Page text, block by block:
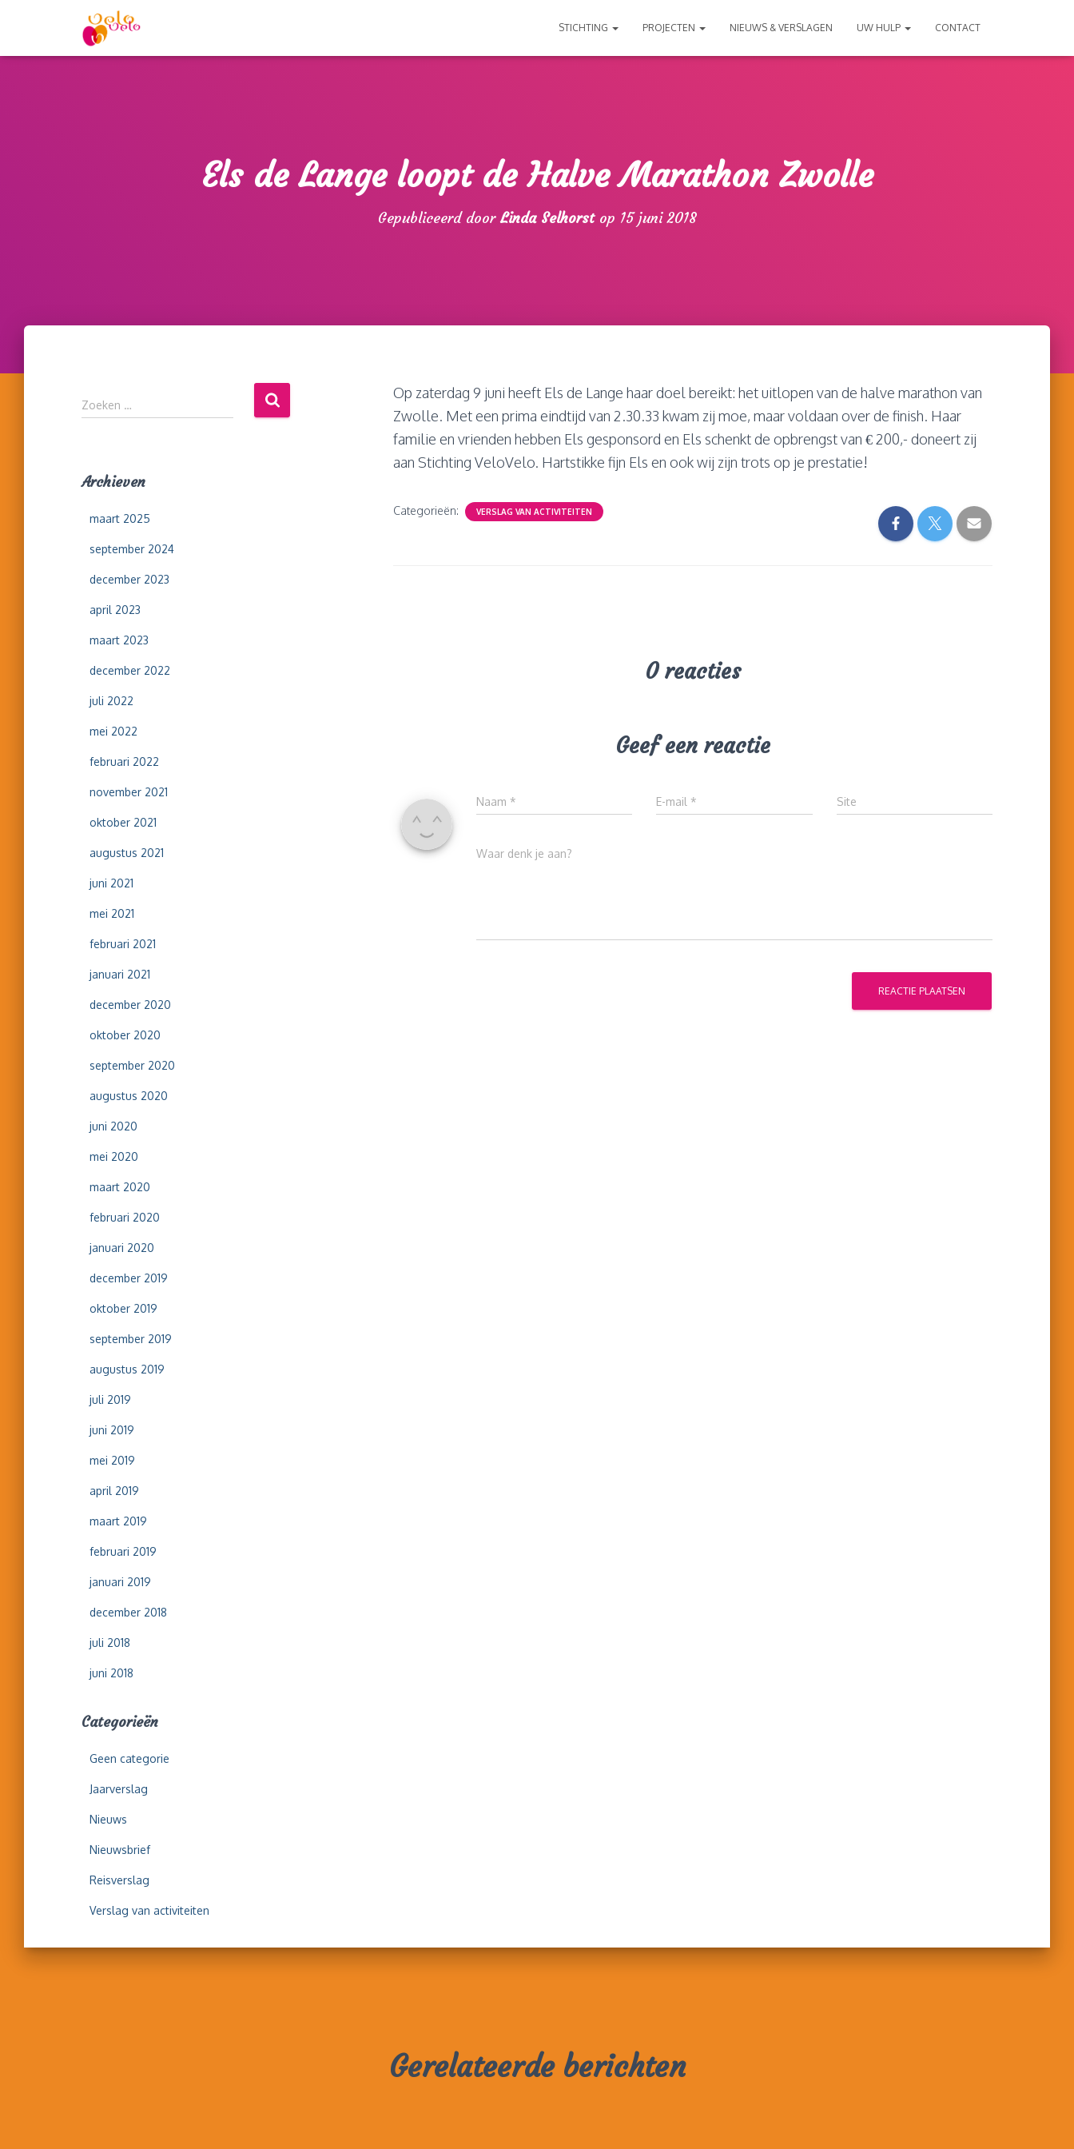
STICHTING PROJECTEN NIEUWS & VERSLAGEN UW HULP CONTACT
Els de Lange loopt de Halve Marathon Zwolle
Gepubliceerd doorLinda Selhorstop 15 juni 2018
Z
o
n
Zoeken …
Archieven
maart 2025
september 2024
december 2023
april 2023
maart 2023
december 2022
juli 2022
mei 2022
februari 2022
november 2021
oktober 2021
augustus 2021
juni 2021
mei 2021
februari 2021
januari 2021
december 2020
oktober 2020
september 2020
augustus 2020
juni 2020
mei 2020
maart 2020
februari 2020
januari 2020
december 2019
oktober 2019
september 2019
augustus 2019
juli 2019
juni 2019
mei 2019
april 2019
maart 2019
februari 2019
januari 2019
december 2018
juli 2018
juni 2018
Categorieën
Geen categorie
Jaarverslag
Nieuws
Nieuwsbrief
Reisverslag
Verslag van activiteiten
Op zaterdag 9 juni heeft Els de Lange haar doel bereikt: het uitlopen van de halve marathon van
Zwolle. Met een prima eindtijd van 2.30.33 kwam zij moe, maar voldaan over de finish. Haar
familie en vrienden hebben Els gesponsord en Els schenkt de opbrengst van € 200,- doneert zij
aan Stichting VeloVelo. Hartstikke fijn Els en ook wij zijn trots op je prestatie!
Categorieën: VERSLAG VAN ACTIVITEITEN
0 reacties
Geef een reactie
Naam * E-mail * Site
Waar denk je aan?
Gerelateerde berichten